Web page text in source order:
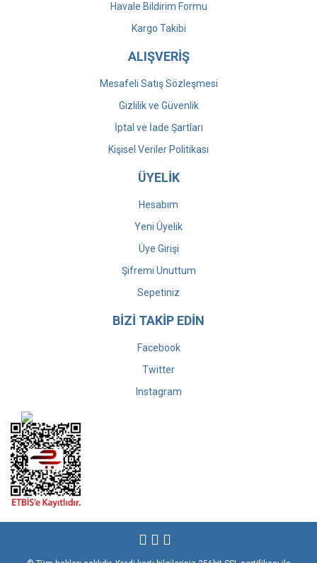
Havale Bildirim Formu
Kargo Takibi
ALIŞVERİŞ
Mesafeli Satış Sözleşmesi
Gizlilik ve Güvenlik
İptal ve İade Şartları
Kişisel Veriler Politikası
ÜYELİK
Hesabım
Yeni Üyelik
Üye Girişi
Şifremi Unuttum
Sepetiniz
BİZİ TAKİP EDİN
Facebook
Twitter
Instagram